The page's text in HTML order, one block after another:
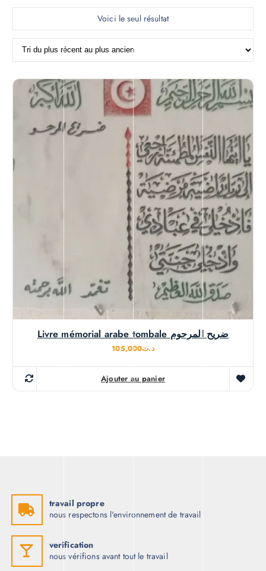
Voici le seul résultat
Livre mémorial arabe tombale ضريح المرحوم
د.ت105,000
Ajouter au panier
travail propre
nous respectons l'environnement de travail
verification
nous vérifions avant tout le travail